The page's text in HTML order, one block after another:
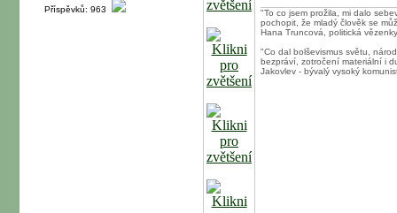
Příspěvků: 963
"To co jsem prožila, mi dalo
pochopit, že mladý člověk se
Hana Truncová, politická
"Co dal bolševismus světu,
bezpráví, zotročení materiální i
Jakovlev - bývalý vysoký